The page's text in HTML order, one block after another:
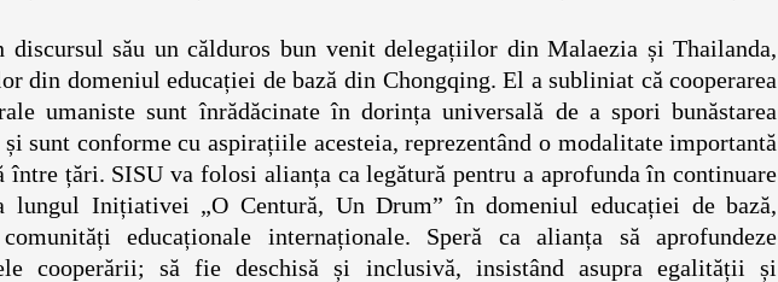
discursul său un călduros bun venit delegațiilor din Malaezia și Thailanda,
din domeniul educației de bază din Chongqing. El a subliniat că cooperarea
umaniste sunt înrădăcinate în dorința universală de a spori bunăstarea
sunt conforme cu aspirațiile acesteia, reprezentând o modalitate importantă
între țări. SISU va folosi alianța ca legătură pentru a aprofunda în continuare
lungul Inițiativei „O Centură, Un Drum” în domeniul educației de bază,
educaționale internaționale. Speră ca alianța să aprofundeze
cooperării; să fie deschisă și inclusivă, insistând asupra egalității și